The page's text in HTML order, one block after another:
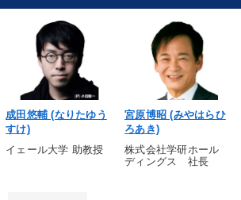
成田悠輔 (なりたゆう
すけ)
イェール大学 助教授
宮原博昭 (みやはらひ
ろあき)
株式会社学研ホール
ディングス 社長